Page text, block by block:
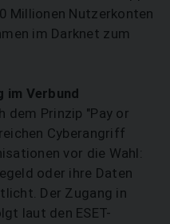
Millionen Nutzerkonten
im Darknet zum
im Verbund
dem Prinzip "Pay or
Cyberangriff
vor die Wahl:
oder ihre Daten
Der Zugang in
laut den ESET-